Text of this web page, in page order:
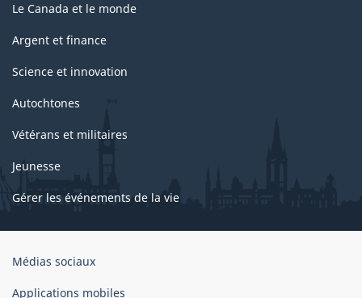
Le Canada et le monde
Argent et finance
Science et innovation
Autochtones
Vétérans et militaires
Jeunesse
Gérer les événements de la vie
Organisation
gouvernement
Médias sociaux
Applications mobiles